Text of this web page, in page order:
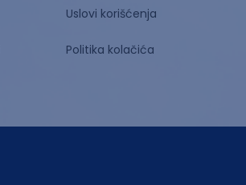
Uslovi korišćenja
Politika kolačića